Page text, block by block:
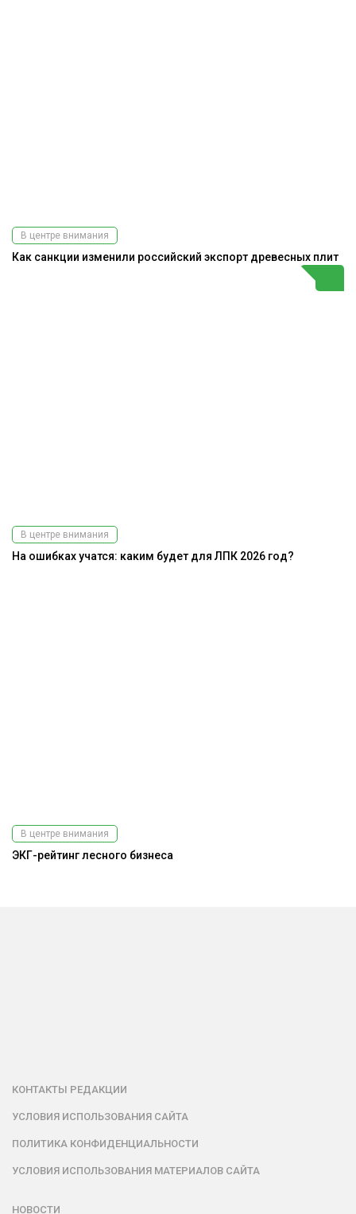
В центре внимания
Как санкции изменили российский экспорт древесных плит
В центре внимания
На ошибках учатся: каким будет для ЛПК 2026 год?
В центре внимания
ЭКГ-рейтинг лесного бизнеса
КОНТАКТЫ РЕДАКЦИИ
УСЛОВИЯ ИСПОЛЬЗОВАНИЯ САЙТА
ПОЛИТИКА КОНФИДЕНЦИАЛЬНОСТИ
УСЛОВИЯ ИСПОЛЬЗОВАНИЯ МАТЕРИАЛОВ САЙТА
НОВОСТИ